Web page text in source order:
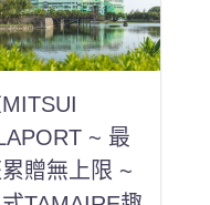
~ 最
贈無上限 ~